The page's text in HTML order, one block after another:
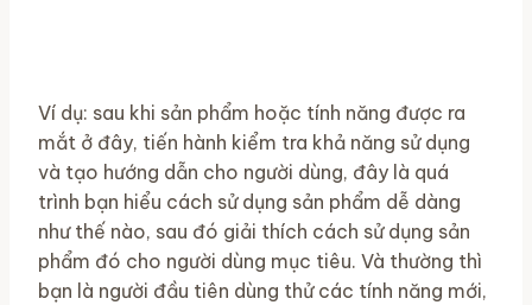
Ví dụ: sau khi sản phẩm hoặc tính năng được ra
mắt ở đây, tiến hành kiểm tra khả năng sử dụng
và tạo hướng dẫn cho người dùng, đây là quá
trình bạn hiểu cách sử dụng sản phẩm dễ dàng
như thế nào, sau đó giải thích cách sử dụng sản
phẩm đó cho người dùng mục tiêu. Và thường thì
bạn là người đầu tiên dùng thử các tính năng mới,